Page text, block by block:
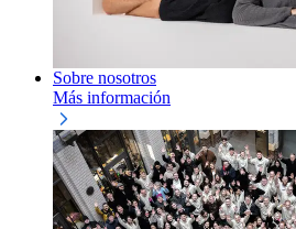
Sobre nosotros
Más información